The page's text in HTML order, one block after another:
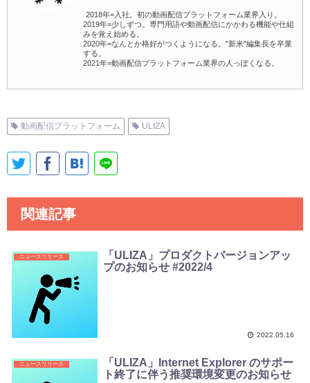
2018年=入社。初の動画配信プラットフォーム業界入り。
2019年=少しずつ。専門用語や動画配信にかかわる機能や仕組
みを覚え始める。
2020年=なんとか格好がつくようになる。"新米"編集長を卒業
する。
2021年=動画配信プラットフォーム業界の人っぽくなる。
動画配信プラットフォーム ULIZA
関連記事
ニュースリリース
「ULIZA」プロダクトバージョンアッ
プのお知らせ #2022/4
2022.05.16
ニュースリリース
「ULIZA」Internet Explorer のサポー
ト終了に伴う推奨環境変更のお知らせ